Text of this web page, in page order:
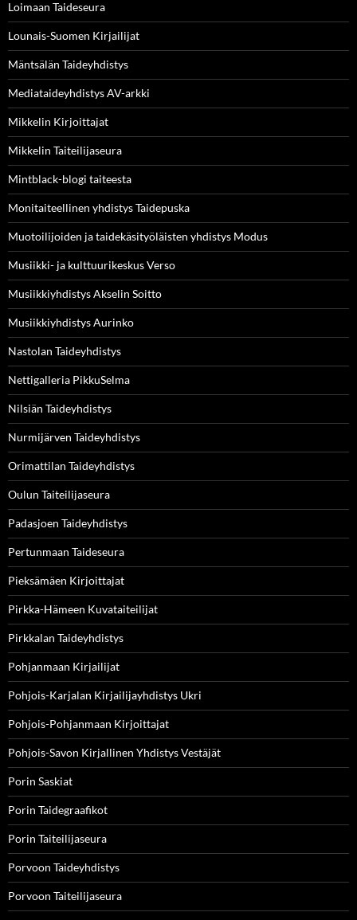
Loimaan Taideseura
Lounais-Suomen Kirjailijat
Mäntsälän Taideyhdistys
Mediataideyhdistys AV-arkki
Mikkelin Kirjoittajat
Mikkelin Taiteilijaseura
Mintblack-blogi taiteesta
Monitaiteellinen yhdistys Taidepuska
Muotoilijoiden ja taidekäsityöläisten yhdistys Modus
Musiikki- ja kulttuurikeskus Verso
Musiikkiyhdistys Akselin Soitto
Musiikkiyhdistys Aurinko
Nastolan Taideyhdistys
Nettigalleria PikkuSelma
Nilsiän Taideyhdistys
Nurmijärven Taideyhdistys
Orimattilan Taideyhdistys
Oulun Taiteilijaseura
Padasjoen Taideyhdistys
Pertunmaan Taideseura
Pieksämäen Kirjoittajat
Pirkka-Hämeen Kuvataiteilijat
Pirkkalan Taideyhdistys
Pohjanmaan Kirjailijat
Pohjois-Karjalan Kirjailijayhdistys Ukri
Pohjois-Pohjanmaan Kirjoittajat
Pohjois-Savon Kirjallinen Yhdistys Vestäjät
Porin Saskiat
Porin Taidegraafikot
Porin Taiteilijaseura
Porvoon Taideyhdistys
Porvoon Taiteilijaseura